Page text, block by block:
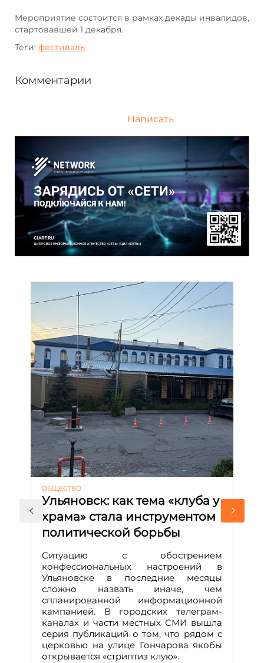
Мероприятие состоится в рамках декады инвалидов,
стартовавшей 1 декабря.
Теги: фестиваль
Комментарии
Написать
ОБЩЕСТВО
Ульяновск: как тема «клуба у
храма» стала инструментом
политической борьбы
Ситуацию с обострением
конфессиональных настроений в
Ульяновске в последние месяцы
сложно назвать иначе, чем
спланированной информационной
кампанией. В городских телеграм-
каналах и части местных СМИ вышла
серия публикаций о том, что рядом с
церковью на улице Гончарова якобы
открывается «стриптиз клую».